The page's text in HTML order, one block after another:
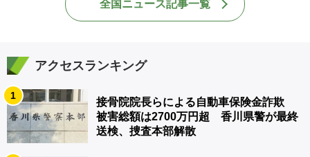
全国ニュース記事一覧
アクセスランキング
1
接骨院院長らによる自動車保険金詐欺
被害総額は2700万円超 香川県警が最終
送検、捜査本部解散